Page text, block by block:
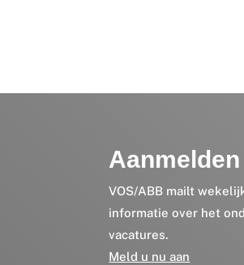
VOS/ABB mailt
informatie over het
vacatures.
Meld u nu aan